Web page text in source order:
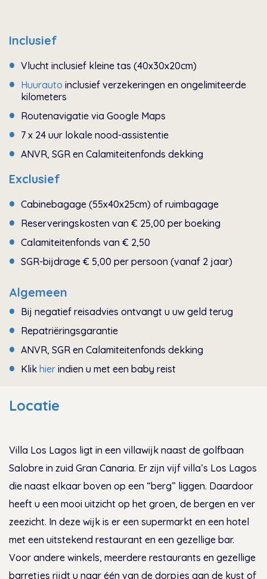
Inclusief
Vlucht inclusief kleine tas (40x30x20cm)
Huurauto inclusief verzekeringen en ongelimiteerde
kilometers
Routenavigatie via Google Maps
7 x 24 uur lokale nood-assistentie
ANVR, SGR en Calamiteitenfonds dekking
Exclusief
Cabinebagage (55x40x25cm) of ruimbagage
Reserveringskosten van € 25,00 per boeking
Calamiteitenfonds van € 2,50
SGR-bijdrage € 5,00 per persoon (vanaf 2 jaar)
Algemeen
Bij negatief reisadvies ontvangt u uw geld terug
Repatriëringsgarantie
ANVR, SGR en Calamiteitenfonds dekking
Klik hier indien u met een baby reist
Locatie
Villa Los Lagos ligt in een villawijk naast de golfbaan
Salobre in zuid Gran Canaria. Er zijn vijf villa’s Los Lagos
die naast elkaar boven op een “berg” liggen. Daardoor
heeft u een mooi uitzicht op het groen, de bergen en ver
zeezicht. In deze wijk is er een supermarkt en een hotel
met een uitstekend restaurant en een gezellige bar.
Voor andere winkels, meerdere restaurants en gezellige
barretjes rijdt u naar één van de dorpjes aan de kust of